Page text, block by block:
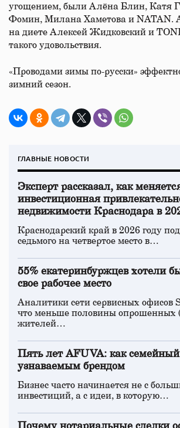
угощением, были Алёна Блин, Катя
Фомин, Милана Хаметова и NATAN.
на диете Алексей Жидковский и
такого удовольствия.
«Проводами зимы по-русски»
зимний сезон.
ГЛАВНЫЕ НОВОСТИ
Эксперт рассказал, как
инвестиционная
недвижимости Краснодара в
Краснодарский край в 2026 году
седьмого на четвертое место в…
55% екатеринбуржцев хотели
свое рабочее место
Аналитики сети сервисных офисов
что меньше половины опрошенных
жителей…
Пять лет AFUVA: как семейный
узнаваемым брендом
Бизнес часто начинается не с
инвестиций, а с идеи, в которую…